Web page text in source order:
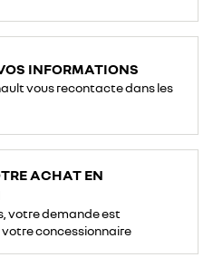
INFORMATIONS
vous recontacte dans les
ACHAT EN
votre demande est
concessionnaire